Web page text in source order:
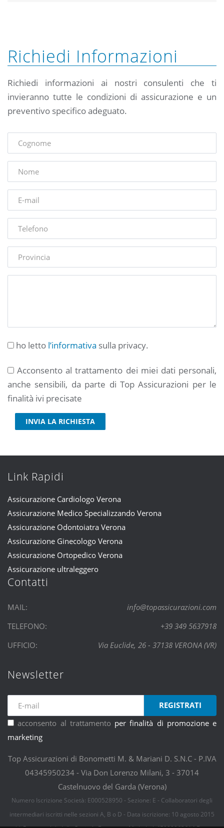
Richiedi Informazioni
Richiedi informazioni ai nostri consulenti che ti
invieranno tutte le condizioni di assicurazione e un
preventivo specifico adeguato.
ho letto l’informativa sulla privacy.
Acconsento al trattamento dei miei dati personali,
anche sensibili, da parte di Top Assicurazioni per le
finalità ivi precisate
INVIA LA RICHIESTA
Link Rapidi
Assicurazione Cardiologo Verona
Assicurazione Medico Specializzando Verona
Assicurazione Odontoiatra Verona
Assicurazione Ginecologo Verona
Assicurazione Ortopedico Verona
Assicurazione ultraleggero
Contatti
MAIL:
info@topassicurazioni.com
TELEFONO:
+39 349 5637918
UFFICIO:
Via Euclide, 26 - 37138 VERONA (VR)
Newsletter
REGISTRATI
acconsento al trattamento per finalità di promozione e
marketing
Top Assicurazioni di Bonometti M. & Mariani D. S.N.C - P.IVA
04345950234 - Via Don Lorenzo Milani, 3 - 37014
Castelnuovo del Garda (Verona)
Numero Iscrizione Società: E000528950 - Sezione: E - Collaboratori degli
intermediari iscritti nelle sezioni A, B o D - Data iscrizione: 10 agosto 2015